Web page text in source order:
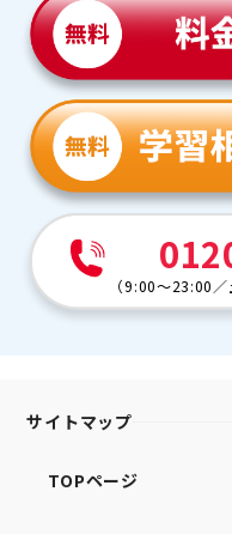
（9:00～23:00 ／
サイトマップ
TOPページ